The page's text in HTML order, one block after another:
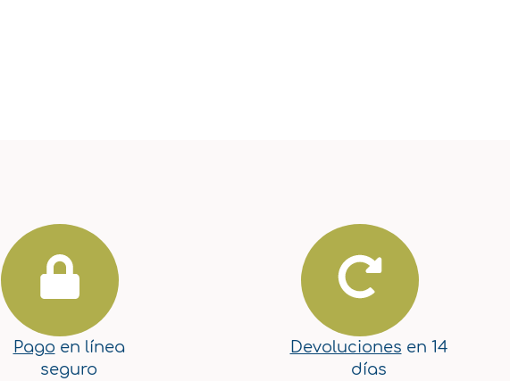
Pago en línea
seguro
Devoluciones en 14
días